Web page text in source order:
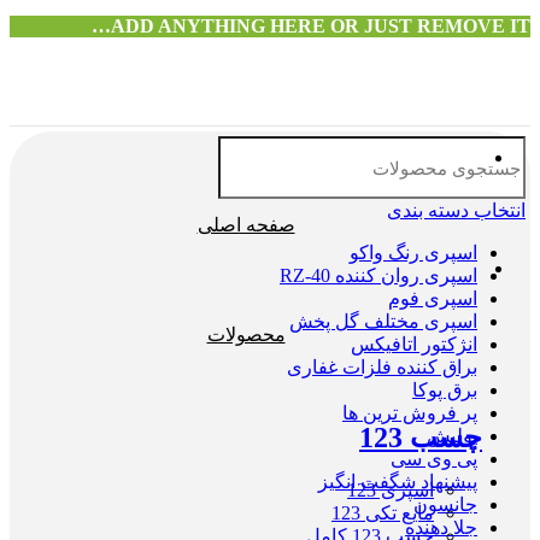
ADD ANYTHING HERE OR JUST REMOVE IT…
انتخاب دسته بندی
اسپری رنگ واکو
اسپری روان کننده RZ-40
اسپری فوم
اسپری مختلف گل پخش
انژکتور اتافیکس
براق کننده فلزات غفاری
برق پوکا
پر فروش ترین ها
پولیش
پی وی سی
پیشنهاد شگفت انگیز
جانسون
جلا دهنده
صفحه اصلی
محصولات
چسب 123
اسپری 123
مایع تکی 123
چسب 123 کامل